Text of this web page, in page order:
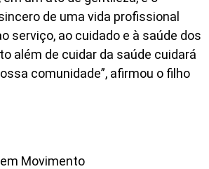
de uma vida profissional
serviço, ao cuidado e à saúde dos
além de cuidar da saúde cuidará
comunidade”, afirmou o filho
Movimento